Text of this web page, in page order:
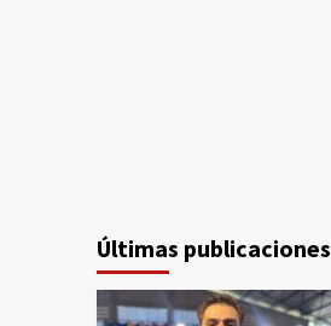
Últimas publicaciones